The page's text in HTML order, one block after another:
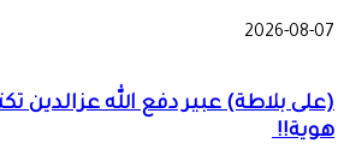
2026-08-07
(على بلاطة) عبير دفع الله عزالدين
هوية!!